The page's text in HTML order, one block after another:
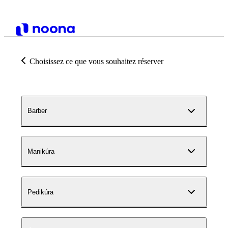
Choisissez ce que vous souhaitez réserver
Barber
Manikúra
Pedikúra